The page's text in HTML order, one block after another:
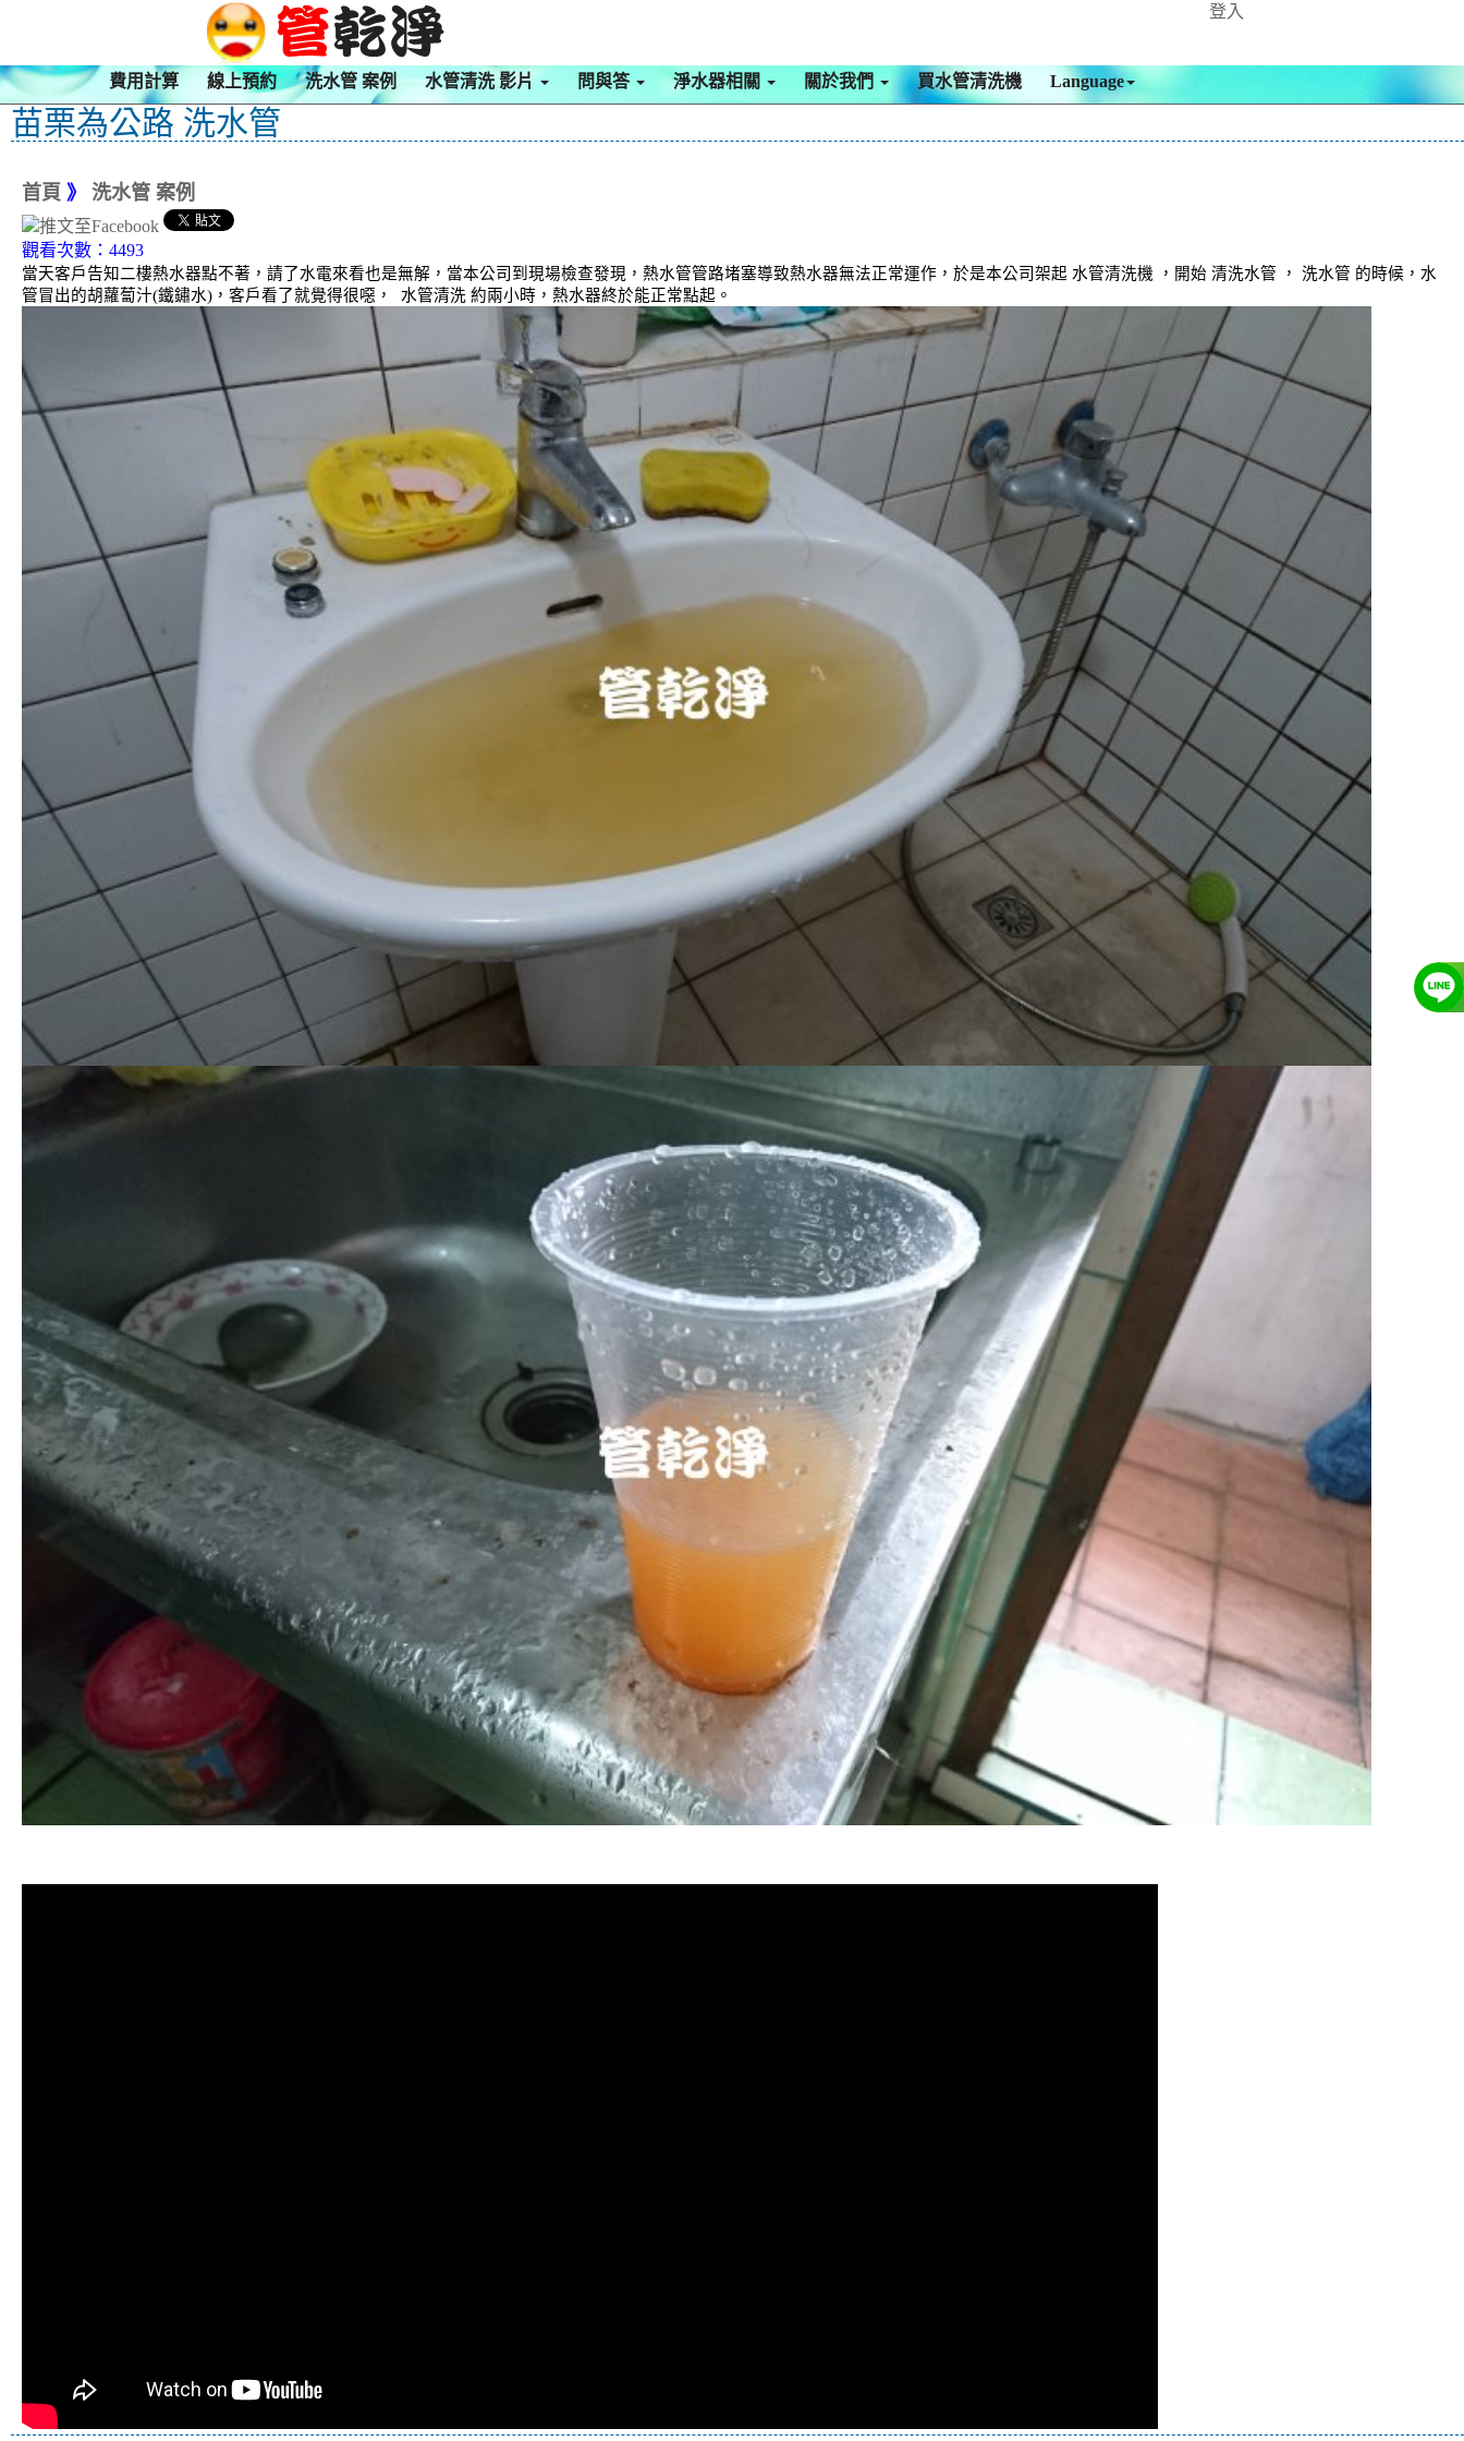
登入
費用計算 線上預約 洗水管 案例 水管清洗 影片 問與答 淨水器相關 關於我們 買水管清洗機 Language
苗栗為公路 洗水管
首頁 》 洗水管 案例
觀看次數：4493
當天客戶告知二樓熱水器點不著，請了水電來看也是無解，當本公司到現場檢查發現，熱水管管路堵塞導致熱水器無法正常運作，於是本公司架起 水管清洗機 ，開始 清洗水管 ， 洗水管 的時候，水
管冒出的胡蘿蔔汁(鐵鏽水)，客戶看了就覺得很噁， 水管清洗 約兩小時，熱水器終於能正常點起。